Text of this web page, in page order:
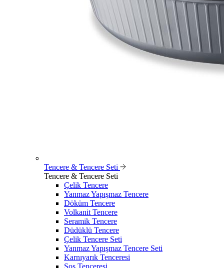
Tencere & Tencere Seti
Tencere & Tencere Seti
Çelik Tencere
Yanmaz Yapışmaz Tencere
Döküm Tencere
Volkanit Tencere
Seramik Tencere
Düdüklü Tencere
Çelik Tencere Seti
Yanmaz Yapışmaz Tencere Seti
Karnıyarık Tenceresi
Sos Tenceresi